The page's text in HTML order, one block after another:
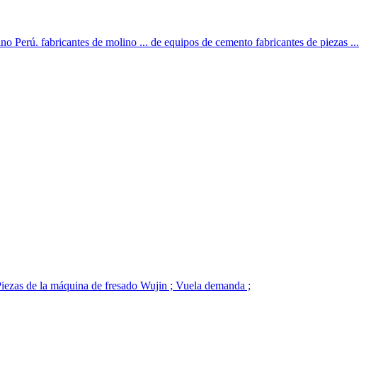
Perú. fabricantes de molino ... de equipos de cemento fabricantes de piezas ...
de la máquina de fresado Wujin ; Vuela demanda ;